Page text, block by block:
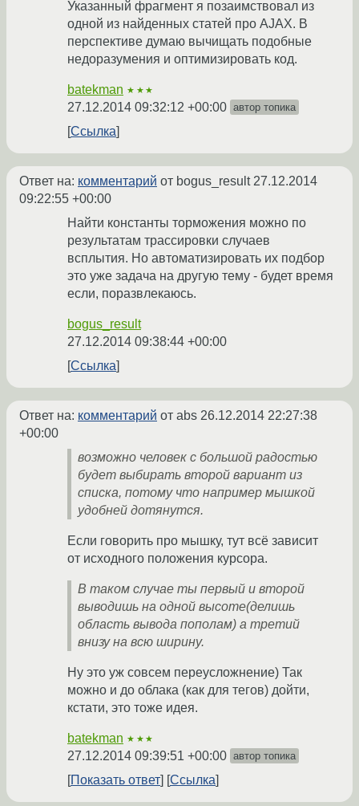
Указанный фрагмент я позаимствовал из
одной из найденных статей про AJAX. В
перспективе думаю вычищать подобные
недоразумения и оптимизировать код.
batekman ★★★
27.12.2014 09:32:12 +00:00 автор топика
Ссылка
Ответ на: комментарий от bogus_result27.12.2014
09:22:55 +00:00
Найти константы торможения можно по
результатам трассировки случаев
всплытия. Но автоматизировать их подбор
это уже задача на другую тему - будет время
если, поразвлекаюсь.
bogus_result
27.12.2014 09:38:44 +00:00
Ссылка
Ответ на: комментарий от abs 26.12.2014 22:27:38
+00:00
возможно человек с большой радостью
будет выбирать второй вариант из
списка, потому что например мышкой
удобней дотянутся.
Если говорить про мышку, тут всё зависит
от исходного положения курсора.
В таком случае ты первый и второй
выводишь на одной высоте(делишь
область вывода пополам) а третий
внизу на всю ширину.
Ну это уж совсем переусложнение) Так
можно и до облака (как для тегов) дойти,
кстати, это тоже идея.
batekman ★★★
27.12.2014 09:39:51 +00:00 автор топика
Показать ответ Ссылка